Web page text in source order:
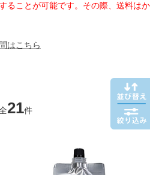
ることが可能です。その際、送料はか
はこちら
21件